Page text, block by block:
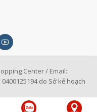
Center / Email:
0400125194 do Sở kế hoạch